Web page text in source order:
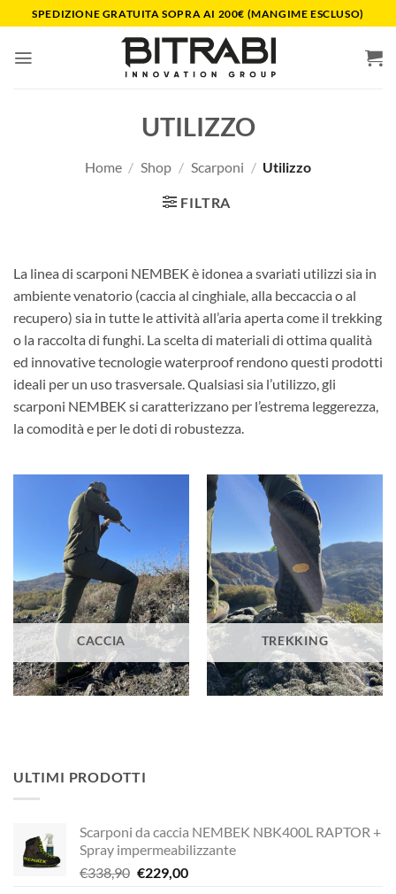
ai
contenuti
SPEDIZIONE GRATUITA SOPRA AI 200€ (MANGIME ESCLUSO)
UTILIZZO
Home / Shop / Scarponi / Utilizzo
FILTRA
La linea di scarponi NEMBEK è idonea a svariati utilizzi sia in
ambiente venatorio (caccia al cinghiale, alla beccaccia o al
recupero) sia in tutte le attività all’aria aperta come il trekking
o la raccolta di funghi. La scelta di materiali di ottima qualità
ed innovative tecnologie waterproof rendono questi prodotti
ideali per un uso trasversale. Qualsiasi sia l’utilizzo, gli
scarponi NEMBEK si caratterizzano per l’estrema leggerezza,
la comodità e per le doti di robustezza.
CACCIA TREKKING
ULTIMI PRODOTTI
Scarponi da caccia NEMBEK NBK400L RAPTOR +
Spray impermeabilizzante
€338,90 Il
€229,00Il